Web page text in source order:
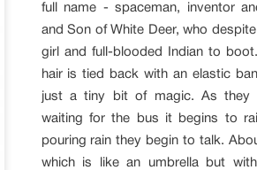
full name - spaceman, inventor
and Son of White Deer, who
girl and full-blooded Indian to
hair is tied back with an elastic
just a tiny bit of magic. As they
waiting for the bus it begins to
pouring rain they begin to talk.
which is like an umbrella but